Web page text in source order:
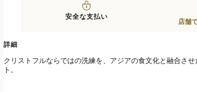
安全な支払い
店舗
詳細
クリストフルならではの洗練を、アジアの食文化と融合さ
ト。